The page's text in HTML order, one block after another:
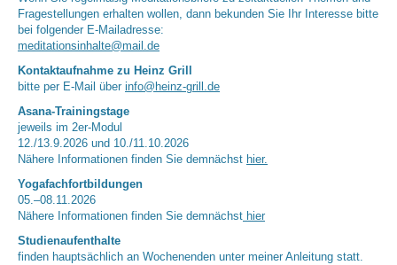
Fragestellungen erhalten wollen, dann bekunden Sie Ihr Interesse bitte
bei folgender E-Mailadresse:
meditationsinhalte@mail.de
Kontaktaufnahme zu Heinz Grill
bitte per E-Mail über info@heinz-grill.de
Asana-Trainingstage
jeweils im 2er-Modul
12./13.9.2026 und 10./11.10.2026
Nähere Informationen finden Sie demnächst hier.
Yogafachfortbildungen
05.–08.11.2026
Nähere Informationen finden Sie demnächst hier
Studienaufenthalte
finden hauptsächlich an Wochenenden unter meiner Anleitung statt.